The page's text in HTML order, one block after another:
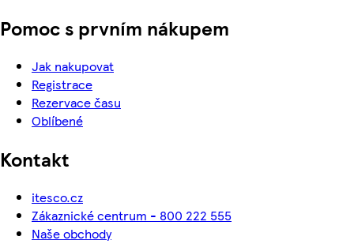
Pomoc s prvním nákupem
Jak nakupovat
Registrace
Rezervace času
Oblíbené
Kontakt
itesco.cz
Zákaznické centrum - 800 222 555
Naše obchody